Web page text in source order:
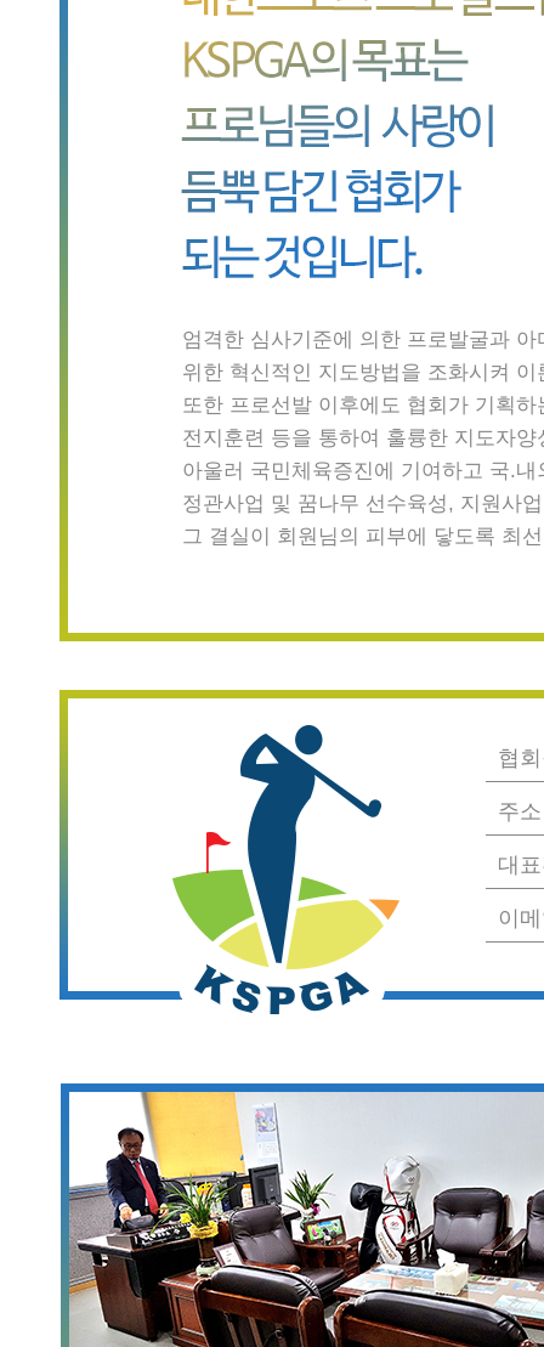
엄격한 심사기준에 의한 프로발굴과
위한 혁신적인 지도방법을 조화시켜
또한 프로선발 이후에도 협회가 기획
전지훈련 등을 통하여 훌륭한 지도자
아울러 국민체육증진에 기여하고 국.
정관사업 및 꿈나무 선수육성, 지원사
그 결실이 회원님의 피부에 닿도록 최
협
주
대
이